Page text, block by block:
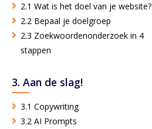
2.1 Wat is het doel van je website?
2.2 Bepaal je doelgroep
2.3 Zoekwoordenonderzoek in 4
stappen
3. Aan de slag!
3.1 Copywriting
3.2 AI Prompts